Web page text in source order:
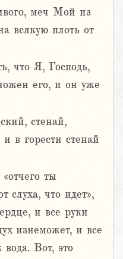
меч Мой из
всякую плоть от
что Я, Господь,
его, и он уже
стенай,
в горести стенай
ты
слуха, что идет»,
и все руки
изнеможет, и все
вода. Вот, это